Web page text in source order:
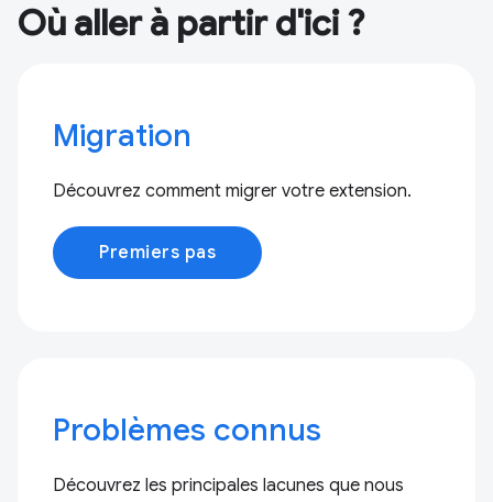
Où aller à partir d'ici ?
Migration
Découvrez comment migrer votre extension.
Premiers pas
Problèmes connus
Découvrez les principales lacunes que nous